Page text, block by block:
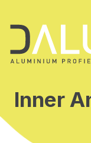
Inner